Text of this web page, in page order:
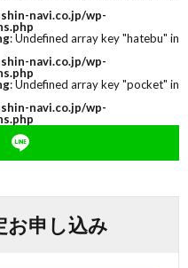
navi.co.jp/wp-
: Undefined array key "hatebu" in
navi.co.jp/wp-
: Undefined array key "pocket" in
navi.co.jp/wp-
お申し込み